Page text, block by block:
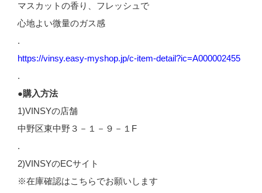
マスカットの香り、フレッシュで
心地よい微量のガス感
.
https://vinsy.easy-myshop.jp/c-item-detail?ic=A000002455
.
●購入方法
1)VINSYの店舗
中野区東中野３－１－９－１F
.
2)VINSYのECサイト
※在庫確認はこちらでお願いします